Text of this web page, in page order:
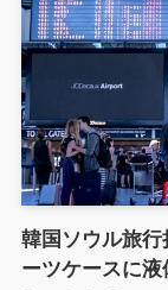
韓国ソウル旅
ーツケースに液